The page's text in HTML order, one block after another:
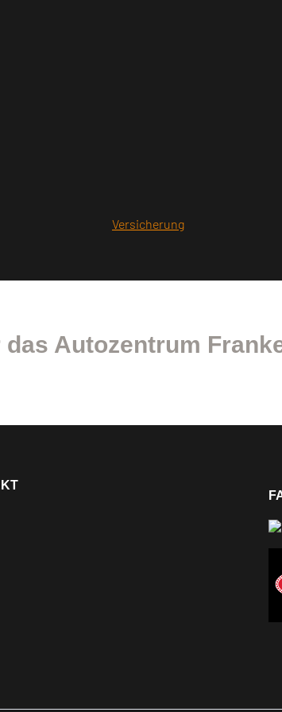
Versicherung
Autozentrum